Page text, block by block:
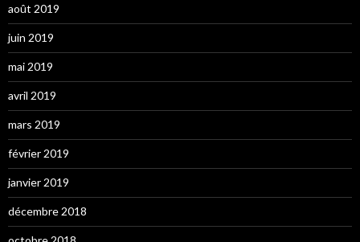
août 2019
juin 2019
mai 2019
avril 2019
mars 2019
février 2019
janvier 2019
décembre 2018